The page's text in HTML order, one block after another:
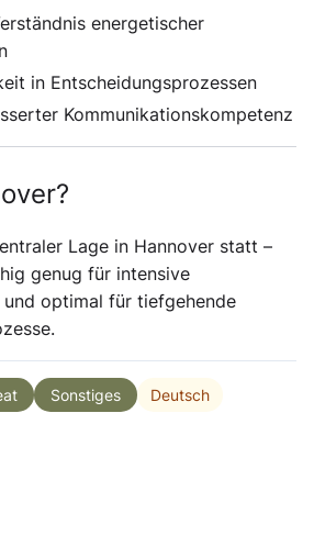
energetischer
in Entscheidungsprozessen
Kommunikationskompetenz
Lage in Hannover statt –
genug für intensive
und optimal für tiefgehende
Sonstiges Deutsch